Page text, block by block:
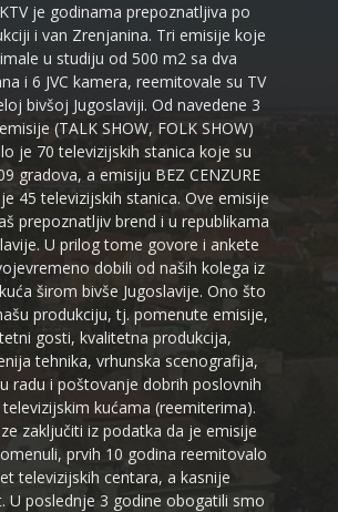
je godinama prepoznatljiva po
i van Zrenjanina. Tri emisije koje
u studiju od 500 m2 sa dva
i 6 JVC kamera, reemitovale su TV
bivšoj Jugoslaviji. Od navedene 3
(TALK SHOW, FOLK SHOW)
je 70 televizijskih stanica koje su
gradova, a emisiju BEZ CENZURE
45 televizijskih stanica. Ove emisije
prepoznatljiv brend i u republikama
U prilog tome govore i ankete
dobili od naših kolega iz
širom bivše Jugoslavije. Ono što
produkciju, tj. pomenute emisije,
gosti, kvalitetna produkcija,
tehnika, vrhunska scenografija,
radu i poštovanje dobrih poslovnih
kućama (reemiterima).
zaključiti iz podatka da je emisije
prvih 10 godina reemitovalo
televizijskih centara, a kasnije
U poslednje 3 godine obogatili smo